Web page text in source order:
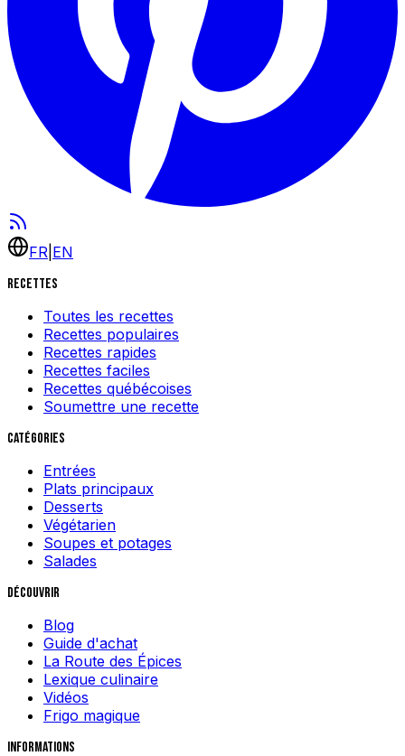
FR EN
Recettes
Toutes les recettes
Recettes populaires
Recettes rapides
Recettes faciles
Recettes québécoises
Soumettre une recette
Catégories
Entrées
Plats principaux
Desserts
Végétarien
Soupes et potages
Salades
Découvrir
Blog
Guide d'achat
La Route des Épices
Lexique culinaire
Vidéos
Frigo magique
Informations